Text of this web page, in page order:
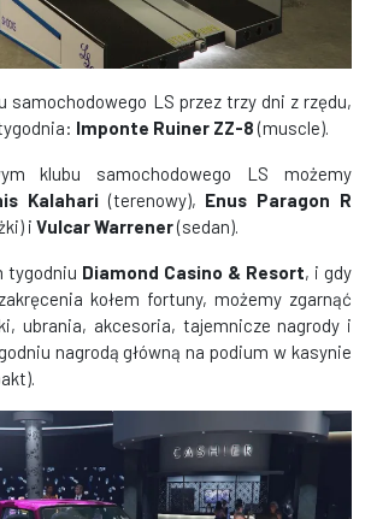
samochodowego LS przez trzy dni z rzędu,
Imponte Ruiner ZZ-8(muscle).
klubu samochodowego LS możemy
Kalahari(terenowy), Enus Paragon R
i Vulcar Warrener(sedan).
tygodniu Diamond Casino & Resort, i gdy
kołem fortuny, możemy zgarnąć
ubrania, akcesoria, tajemnicze nagrody i
nagrodą główną na podium w kasynie